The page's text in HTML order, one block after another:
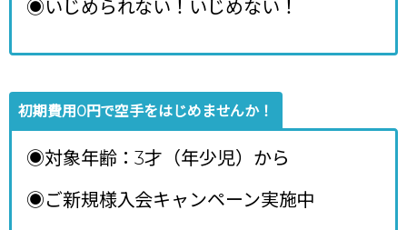
◉いじめられない！いじめない！
初期費用0円で空手をはじめませんか！
◉対象年齢：3才（年少児）から
◉ご新規様入会キャンペーン実施中